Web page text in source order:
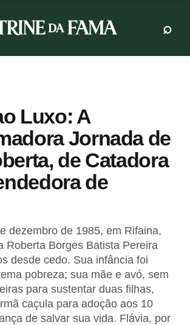
Luxo: A
Jornada de
de Catadora
de
dezembro de 1985, em Rifaina,
Roberta Borges Batista Pereira
desde cedo. Sua infância foi
pobreza; sua mãe e avó, sem
para sustentar duas filhas,
caçula para adoção aos 10
de salvar sua vida. Flávia, por